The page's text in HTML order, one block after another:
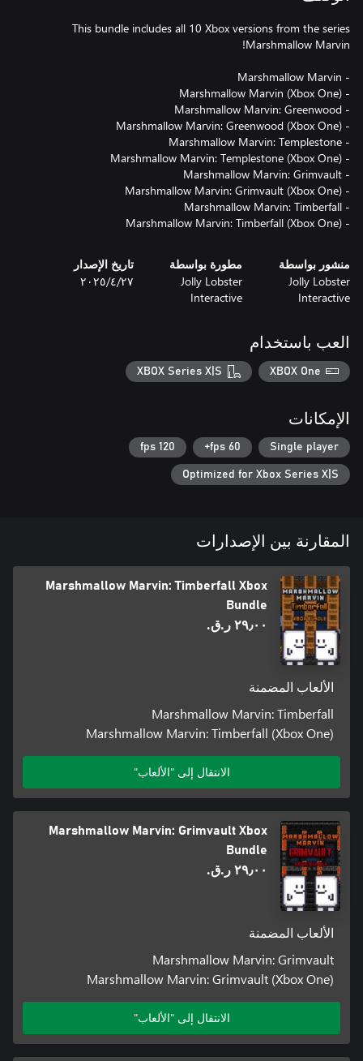
This bundle includes all 10 Xbox versions from the series
- Marshmallow Marvin: Timberfall (Xbox One)
منشور بواسطة
Jolly Lobster
Interactive
مطورة بواسطة
Jolly Lobster
Interactive
تاريخ الإصدار
٢٧‏/٤‏/٢٠٢٥
العب باستخدام
XBOX One
XBOX Series X|S
الإمكانات
Single player
60 fps+
120 fps
Optimized for Xbox Series X|S
المقارنة بين الإصدارات
Marshmallow Marvin: Timberfall Xbox
Bundle
٢٩٫٠٠ ر.ق.‏
الألعاب المضمنة
Marshmallow Marvin: Timberfall
Marshmallow Marvin: Timberfall (Xbox One)
الانتقال إلى "الألعاب"
Marshmallow Marvin: Grimvault Xbox
Bundle
٢٩٫٠٠ ر.ق.‏
الألعاب المضمنة
Marshmallow Marvin: Grimvault
Marshmallow Marvin: Grimvault (Xbox One)
الانتقال إلى "الألعاب"